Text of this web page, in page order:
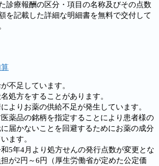
診療報酬の区分・項目の名称及びその点数
を記載した詳細な明細書を無料で交付して
不足しています。
処方をすることがあります。
よりお薬の供給不足が発生しています。
薬品の銘柄を指定することにより患者様の
届かないことを回避するためにお薬の成分
ます。
5年4月より処方せんの発行点数が変更とな
が2円～6円（厚生労働省が定めた公定価